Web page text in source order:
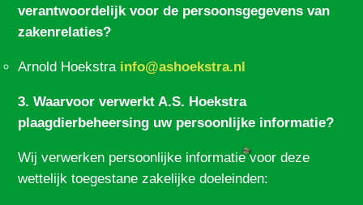
verantwoordelijk voor de persoonsgegevens van
zakenrelaties?
Arnold Hoekstra info@ashoekstra.nl
3. Waarvoor verwerkt A.S. Hoekstra
plaagdierbeheersing uw persoonlijke informatie?
Wij verwerken persoonlijke informatie voor deze
wettelijk toegestane zakelijke doeleinden: